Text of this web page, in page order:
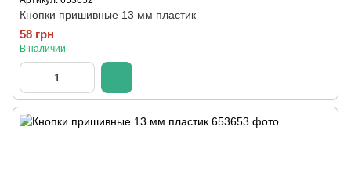
Кнопки пришивные 13 мм пластик
58 грн
В наличии